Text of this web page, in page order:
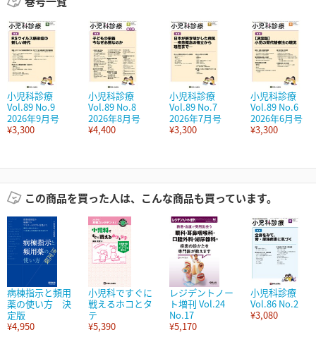
小児科診療
Vol.89 No.9
2026年9月号
¥3,300
小児科診療
Vol.89 No.8
2026年8月号
¥4,400
小児科診療
Vol.89 No.7
2026年7月号
¥3,300
小児科診療
Vol.89 No.6
2026年6月号
¥3,300
この商品を買った人は、こんな商品も買っています。
病棟指示と頻用
薬の使い方 決
定版
¥4,950
小児科ですぐに
戦えるホコとタ
テ
¥5,390
レジデントノー
ト増刊 Vol.24
No.17
¥5,170
小児科診療
Vol.86 No.2
¥3,080